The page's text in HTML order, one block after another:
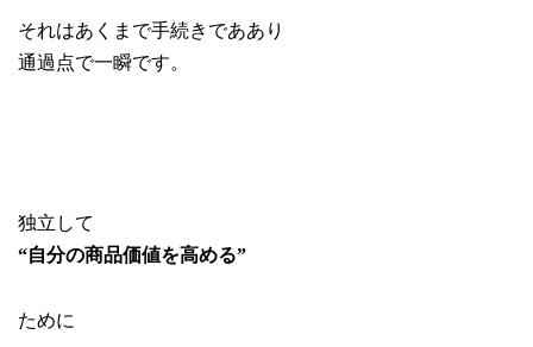
それはあくまで手続きでああり
通過点で一瞬です。
独立して
“自分の商品価値を高める”
ために